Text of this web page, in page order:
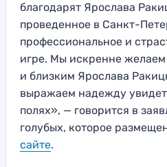
благодарят Ярослава
проведенное в Санкт-
профессиональное и
игре. Мы искренне
и близким Ярослава
выражаем надежду
полях», — говорится в
голубых, которое
сайте.